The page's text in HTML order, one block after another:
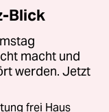
Blick
macht und
werden. Jetzt
frei Haus